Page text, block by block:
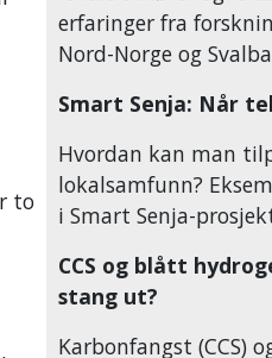
erfaringer fra
Nord-Norge og
Smart Senja: Når
Hvordan kan man
lokalsamfunn?
i Smart Senja-
CCS og blått
stang ut?
Karbonfangst (CCS)
to